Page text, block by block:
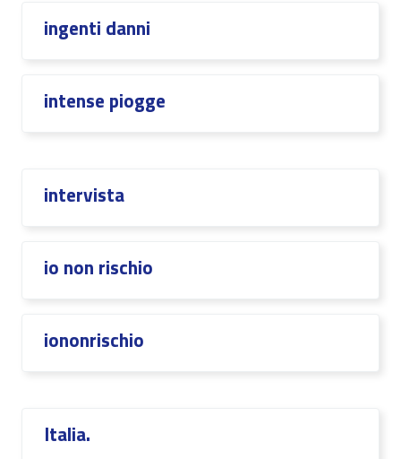
ingenti danni
intense piogge
intervista
io non rischio
iononrischio
Italia.